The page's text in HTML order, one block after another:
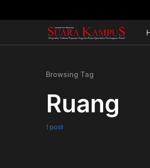
Browsing Tag
Ruang
1 post